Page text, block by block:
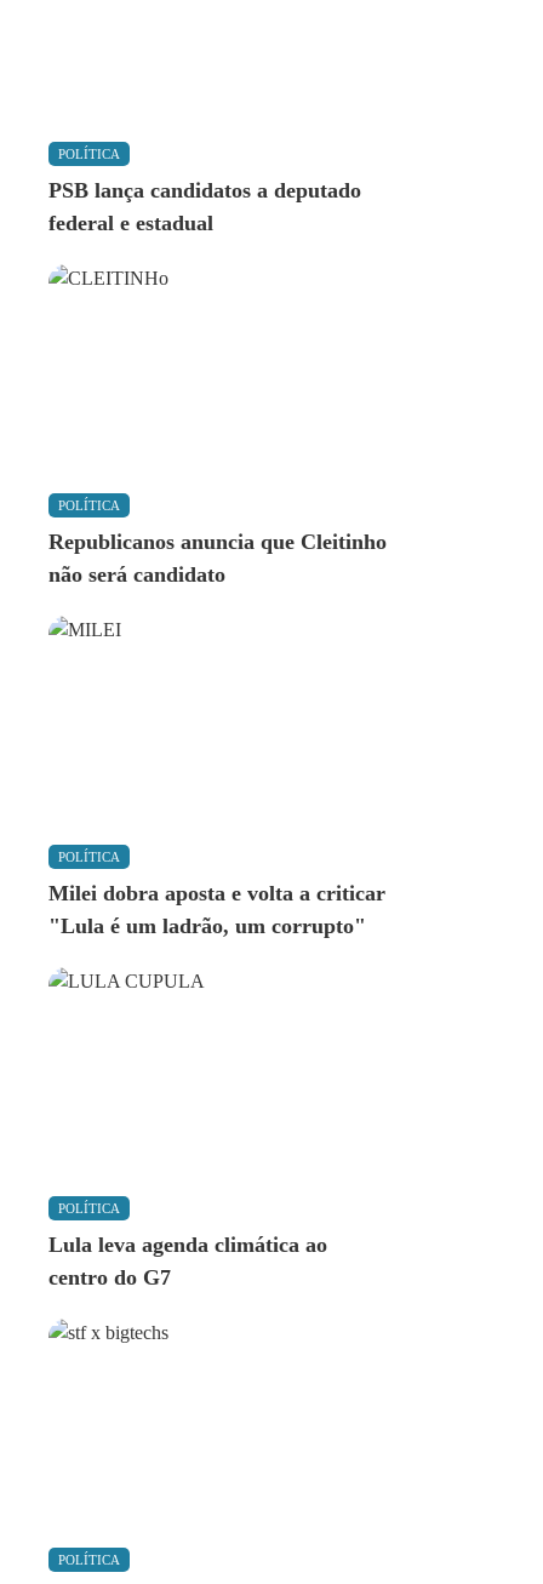
POLÍTICA
PSB lança candidatos a deputado
federal e estadual
POLÍTICA
Republicanos anuncia que Cleitinho
não será candidato
POLÍTICA
Milei dobra aposta e volta a criticar
"Lula é um ladrão, um corrupto"
POLÍTICA
Lula leva agenda climática ao
centro do G7
POLÍTICA